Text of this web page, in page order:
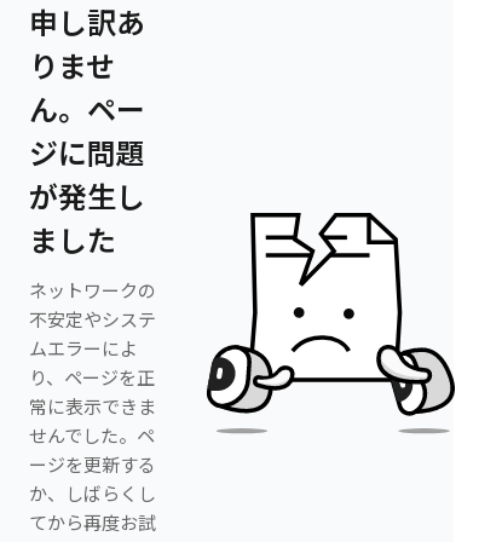
申し訳あ
りませ
ん。ペー
ジに問題
が発生し
ました
ネットワークの
不安定やシステ
ムエラーによ
り、ページを正
常に表示できま
せんでした。ペ
ージを更新する
か、しばらくし
てから再度お試